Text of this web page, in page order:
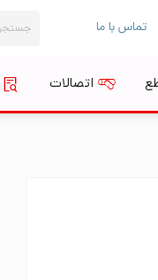
تماس با ما
برای:
اتصالات